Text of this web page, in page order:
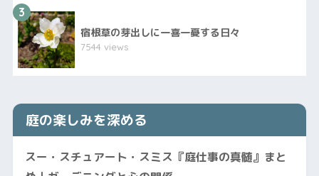
3
宿根草の芽出しに一喜一憂する日々
7544 views
庭の楽しみを深める
スー・スチュアート・スミス『庭仕事の真髄』まと